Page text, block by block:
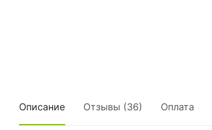
Описание Отзывы (36) Оплата